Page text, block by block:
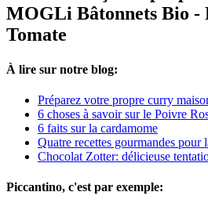
MOGLi Bâtonnets Bio -
Tomate
À lire sur notre blog:
Préparez votre propre curry
6 choses à savoir sur le Poivre
6 faits sur la cardamome
Quatre recettes gourmandes pour
Chocolat Zotter: délicieuse
Piccantino, c'est par exemple: